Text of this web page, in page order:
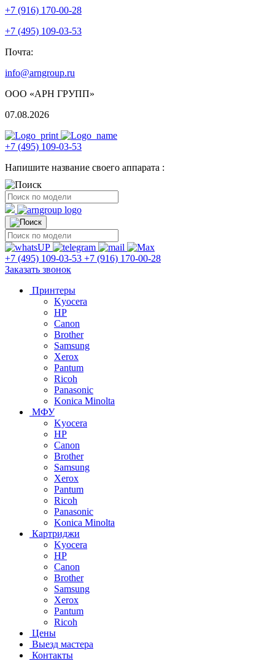
+7 (916) 170-00-28
+7 (495) 109-03-53
Почта:
info@arngroup.ru
ООО «АРН ГРУПП»
07.08.2026
+7 (495) 109-03-53
Напишите название своего аппарата :
+7 (495) 109-03-53 +7 (916) 170-00-28
Заказать звонок
Принтеры
Kyocera
HP
Canon
Brother
Samsung
Xerox
Pantum
Ricoh
Panasonic
Konica Minolta
МФУ
Kyocera
HP
Canon
Brother
Samsung
Xerox
Pantum
Ricoh
Panasonic
Konica Minolta
Картриджи
Kyocera
HP
Canon
Brother
Samsung
Xerox
Pantum
Ricoh
Цены
Выезд мастера
Контакты